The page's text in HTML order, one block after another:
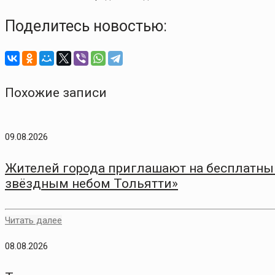
Поделитесь новостью:
Похожие записи
09.08.2026
Жителей города приглашают на
звёздным небом Тольятти»
Читать далее
08.08.2026